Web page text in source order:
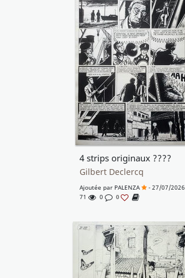
4 strips originaux ????
Gilbert Declercq
Ajoutée par PALENZA
- 27/07/2026
71
0 0